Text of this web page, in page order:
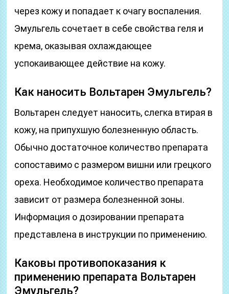
через кожу и попадает к очагу воспаления.
Эмульгель сочетает в себе свойства геля и
крема, оказывая охлаждающее
успокаивающее действие на кожу.
Как наносить Вольтарен Эмульгель?
Вольтарен следует наносить, слегка втирая в
кожу, на припухшую болезненную область.
Обычно достаточное количество препарата
сопоставимо с размером вишни или грецкого
ореха. Необходимое количество препарата
зависит от размера болезненной зоны.
Информация о дозировании препарата
представлена в инструкции по применению.
Каковы противопоказания к
применению препарата Вольтарен
Эмульгель?